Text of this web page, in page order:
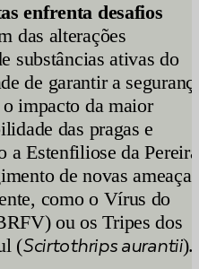
enfrenta desafios
das alterações
substâncias ativas do
de garantir a
impacto da maior
das pragas e
a Estenfiliose da Pereira
de novas
como o Vírus do
ou os Tripes dos
(Scirtothrips aurantii).